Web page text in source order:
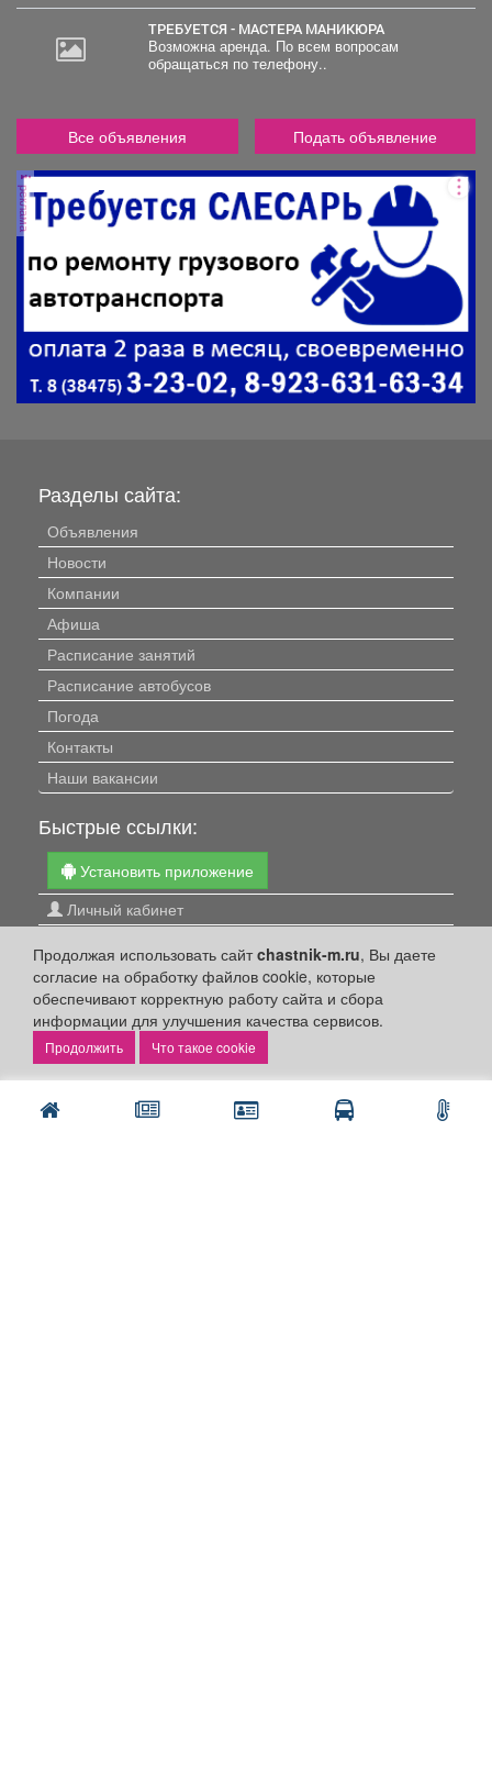
ТРЕБУЕТСЯ - МАСТЕРА МАНИКЮРА
Возможна аренда. По всем вопросам
обращаться по телефону..
Все объявления Подать объявление
реклама
Продолжая использовать сайтchastnik-m.ru, Вы даете
согласие на обработку файлов cookie, которые
обеспечивают корректную работу сайта и сбора
информации для улучшения качества сервисов.
Что такое cookie
Разделы сайта:
Объявления
Новости
Компании
Афиша
Расписание занятий
Расписание автобусов
Погода
Контакты
Наши вакансии
Быстрые ссылки:
Установить приложение
Личный кабинет
Подать объявление в газету
Поздравить
Скачать газету "Частник-М"
Рекламодателям:
Бизнес-кабинет